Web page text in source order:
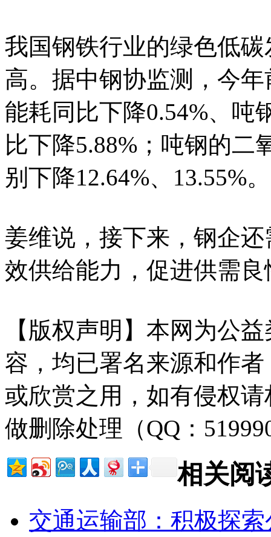
我国钢铁行业的绿色低
高。据中钢协监测，今
能耗同比下降0.54%、吨
比下降5.88%；吨钢的
别下降12.64%、13.55%。
姜维说，接下来，钢企
效供给能力，促进供需
【版权声明】本网为公
容，均已署名来源和作
或欣赏之用，如有侵权
做删除处理（QQ：
相关阅
交通运输部：积极探